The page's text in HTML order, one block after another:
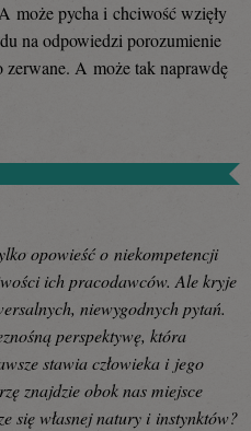
może pycha i chciwość wzięły
na odpowiedzi porozumienie
zerwane. A może tak naprawdę
opowieść o niekompetencji
ich pracodawców. Ale kryje
niewygodnych pytań.
perspektywę, która
stawia człowieka i jego
znajdzie obok nas miejsce
się własnej natury i instynktów?